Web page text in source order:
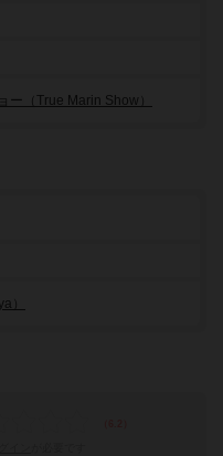
ー（True Marin Show）
）